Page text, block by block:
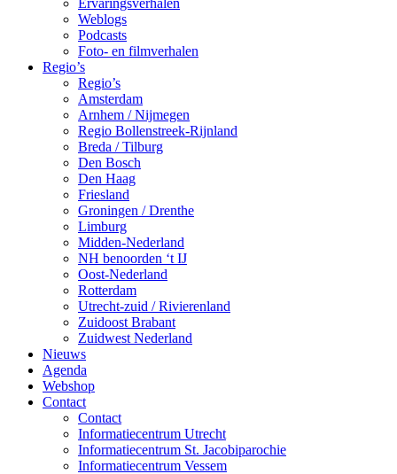
Ervaringsverhalen
Weblogs
Podcasts
Foto- en filmverhalen
Regio’s
Regio’s
Amsterdam
Arnhem / Nijmegen
Regio Bollenstreek-Rijnland
Breda / Tilburg
Den Bosch
Den Haag
Friesland
Groningen / Drenthe
Limburg
Midden-Nederland
NH benoorden ‘t IJ
Oost-Nederland
Rotterdam
Utrecht-zuid / Rivierenland
Zuidoost Brabant
Zuidwest Nederland
Nieuws
Agenda
Webshop
Contact
Contact
Informatiecentrum Utrecht
Informatiecentrum St. Jacobiparochie
Informatiecentrum Vessem